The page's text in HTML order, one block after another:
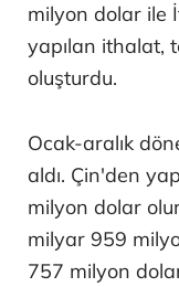
milyon dolar ile
yapılan ithalat,
oluşturdu.
Ocak-aralık
aldı. Çin'den
milyon dolar
milyar 959
757 milyon